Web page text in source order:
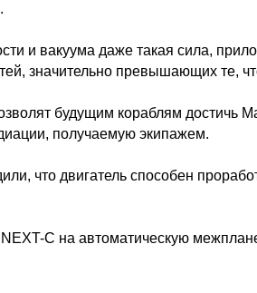
и вакуума даже такая сила,
значительно превышающих те,
будущим кораблям достичь
получаемую экипажем.
что двигатель способен
NEXT-C на автоматическую